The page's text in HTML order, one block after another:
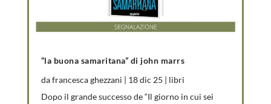
“la buona samaritana” di john marrs
dafrancesca ghezzani | 18 dic 25 | libri
Dopo il grande successo de “Il giorno in cui sei